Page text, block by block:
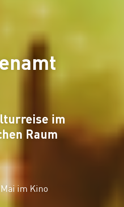
im
Raum
im Kino